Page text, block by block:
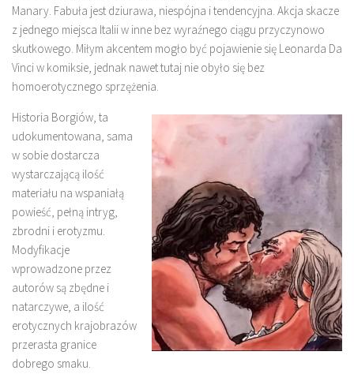
Manary. Fabuła jest dziurawa, niespójna i tendencyjna. Akcja skacze
z jednego miejsca Italii w inne bez wyraźnego ciągu przyczynowo
skutkowego. Miłym akcentem mogło być pojawienie się Leonarda Da
Vinci w komiksie, jednak nawet tutaj nie obyło się bez
homoerotycznego sprzężenia.
Historia Borgiów, ta
udokumentowana, sama
w sobie dostarcza
wystarczającą ilość
materiału na wspaniałą
powieść, pełną intryg,
zbrodni i erotyzmu.
Modyfikacje
wprowadzone przez
autorów są zbędne i
natarczywe, a ilość
erotycznych krajobrazów
przerasta granice
dobrego smaku.